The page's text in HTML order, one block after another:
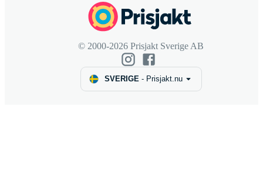
© 2000-2026 Prisjakt Sverige AB
SVERIGE- Prisjakt.nu